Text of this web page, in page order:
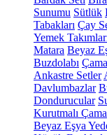
Sunumu Sütlük
Tabakları Çay
Yemek
Matara Beyaz
Buzdolabı
Ankastre Setler
Davlumbazlar
Dondurucular
Kurutmalı
Beyaz Eşya